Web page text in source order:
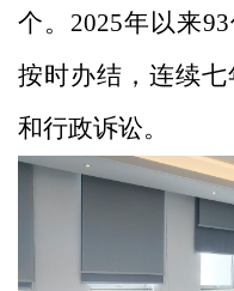
个。2025年以来
按时办结，连续
和行政诉讼。